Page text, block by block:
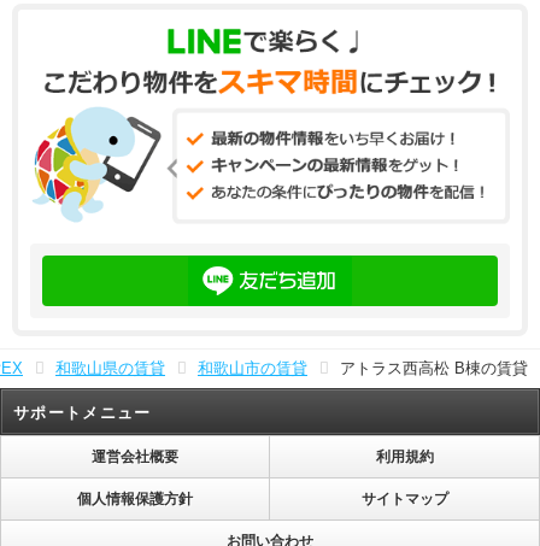
和歌山県の賃貸 和歌山市の賃貸 アトラス西高松 B棟の賃貸
サポートメニュー
運営会社概要 利用規約
個人情報保護方針 サイトマップ
お問い合わせ